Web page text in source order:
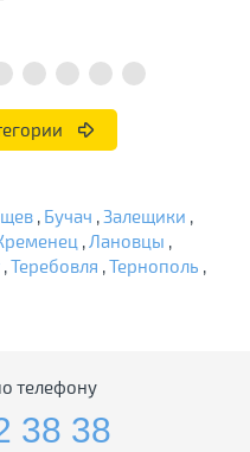
, Бучач , Залещики ,
,Лановцы ,
,Теребовля ,Тернополь ,
телефону
38 38